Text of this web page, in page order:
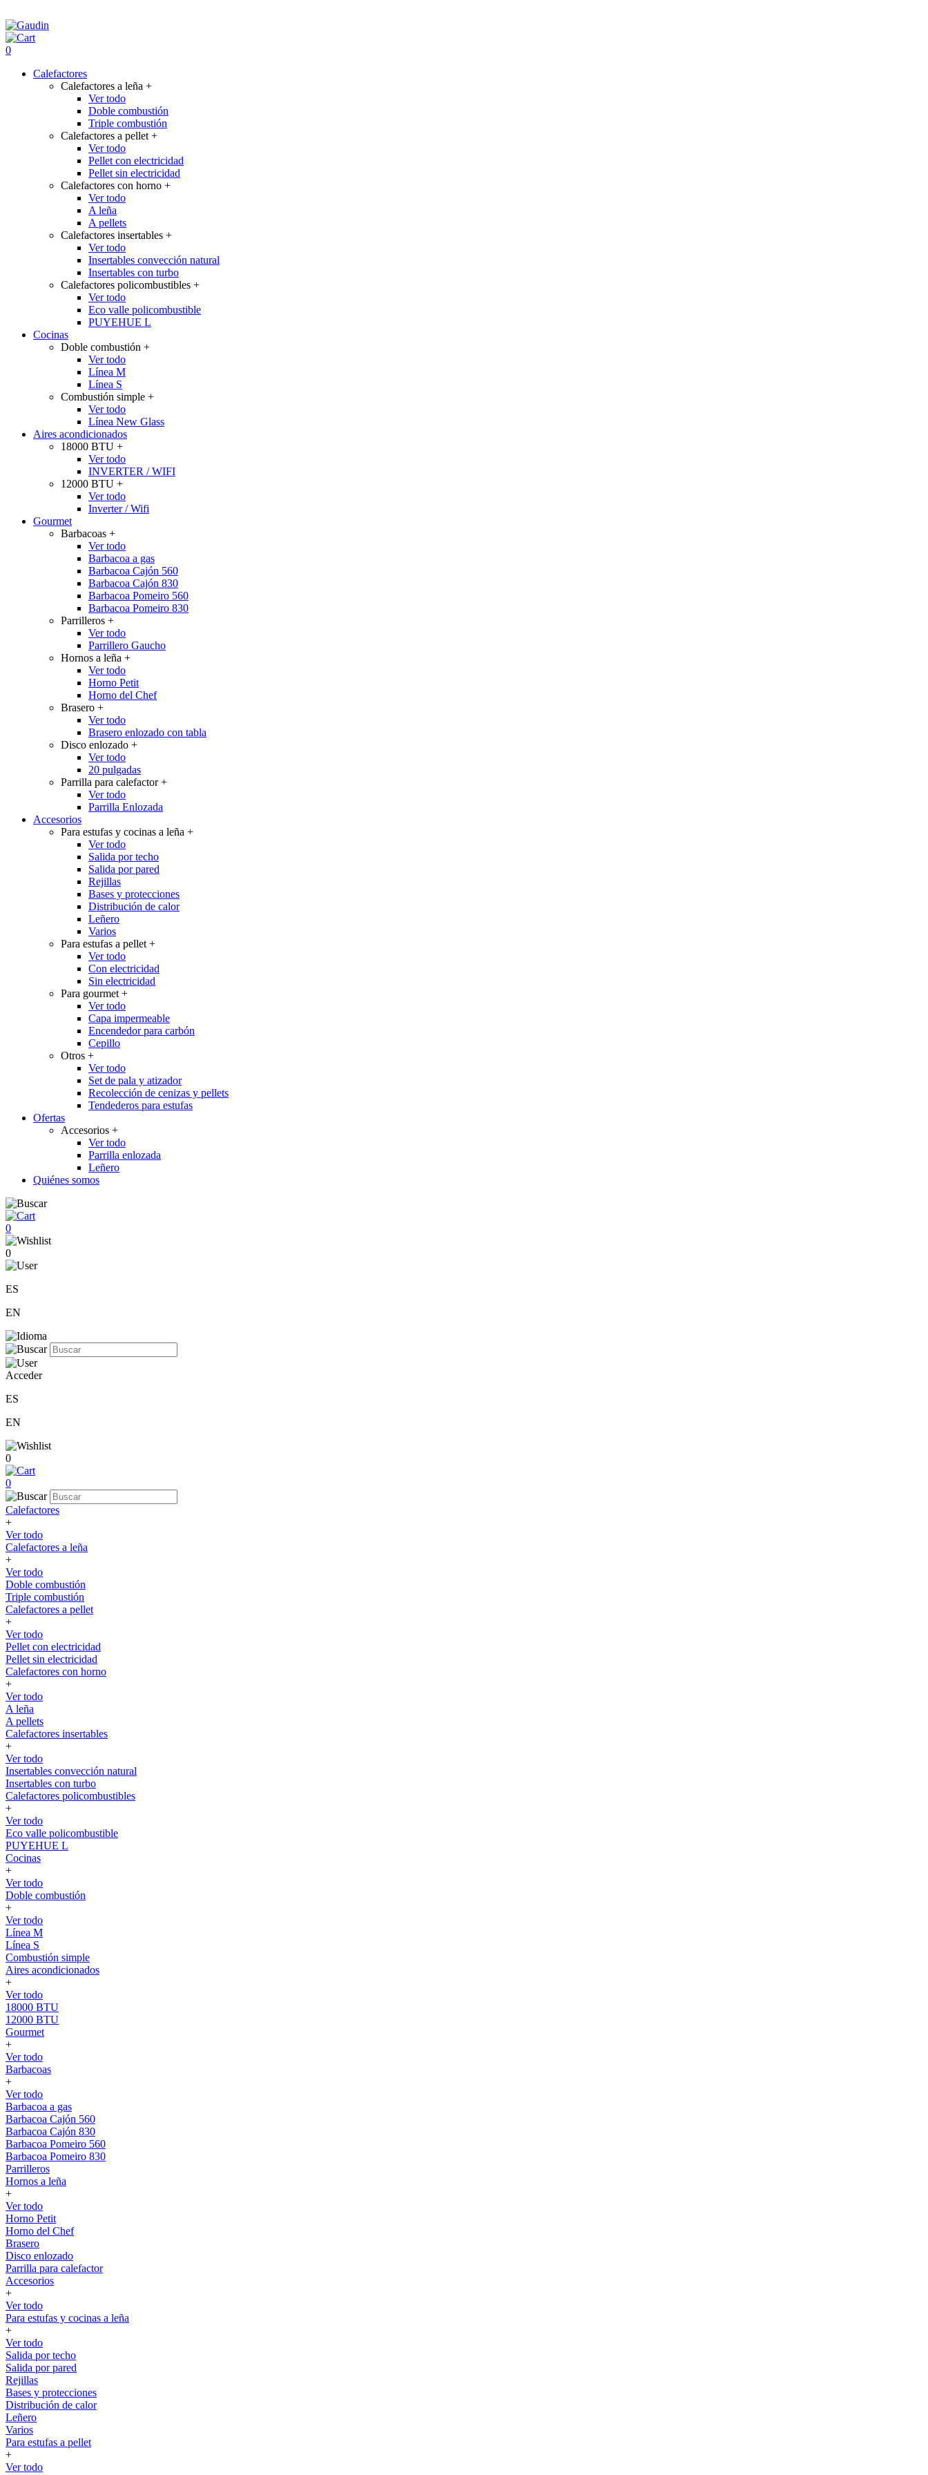
0
Calefactores
Calefactores a leña +
Ver todo
Doble combustión
Triple combustión
Calefactores a pellet +
Ver todo
Pellet con electricidad
Pellet sin electricidad
Calefactores con horno +
Ver todo
A leña
A pellets
Calefactores insertables +
Ver todo
Insertables convección natural
Insertables con turbo
Calefactores policombustibles +
Ver todo
Eco valle policombustible
PUYEHUE L
Cocinas
Doble combustión +
Ver todo
Línea M
Línea S
Combustión simple +
Ver todo
Línea New Glass
Aires acondicionados
18000 BTU +
Ver todo
INVERTER / WIFI
12000 BTU +
Ver todo
Inverter / Wifi
Gourmet
Barbacoas +
Ver todo
Barbacoa a gas
Barbacoa Cajón 560
Barbacoa Cajón 830
Barbacoa Pomeiro 560
Barbacoa Pomeiro 830
Parrilleros +
Ver todo
Parrillero Gaucho
Hornos a leña +
Ver todo
Horno Petit
Horno del Chef
Brasero +
Ver todo
Brasero enlozado con tabla
Disco enlozado +
Ver todo
20 pulgadas
Parrilla para calefactor+
Ver todo
Parrilla Enlozada
Accesorios
Para estufas y cocinas a leña +
Ver todo
Salida por techo
Salida por pared
Rejillas
Bases y protecciones
Distribución de calor
Leñero
Varios
Para estufas a pellet +
Ver todo
Con electricidad
Sin electricidad
Para gourmet +
Ver todo
Capa impermeable
Encendedor para carbón
Cepillo
Otros +
Ver todo
Set de pala y atizador
Recolección de cenizas y pellets
Tendederos para estufas
Ofertas
Accesorios +
Ver todo
Parrilla enlozada
Leñero
Quiénes somos
0
0
ES
EN
Acceder
ES
EN
0
0
Calefactores
+
Ver todo
Calefactores a leña
+
Ver todo
Doble combustión
Triple combustión
Calefactores a pellet
+
Ver todo
Pellet con electricidad
Pellet sin electricidad
Calefactores con horno
+
Ver todo
A leña
A pellets
Calefactores insertables
+
Ver todo
Insertables convección natural
Insertables con turbo
Calefactores policombustibles
+
Ver todo
Eco valle policombustible
PUYEHUE L
Cocinas
+
Ver todo
Doble combustión
+
Ver todo
Línea M
Línea S
Combustión simple
Aires acondicionados
+
Ver todo
18000 BTU
12000 BTU
Gourmet
+
Ver todo
Barbacoas
+
Ver todo
Barbacoa a gas
Barbacoa Cajón 560
Barbacoa Cajón 830
Barbacoa Pomeiro 560
Barbacoa Pomeiro 830
Parrilleros
Hornos a leña
+
Ver todo
Horno Petit
Horno del Chef
Brasero
Disco enlozado
Parrilla para calefactor
Accesorios
+
Ver todo
Para estufas y cocinas a leña
+
Ver todo
Salida por techo
Salida por pared
Rejillas
Bases y protecciones
Distribución de calor
Leñero
Varios
Para estufas a pellet
+
Ver todo